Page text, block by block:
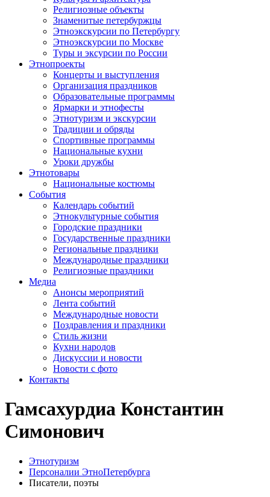
Религиозные объекты
Знаменитые петербуржцы
Этноэкскурсии по Петербургу
Этноэкскурсии по Москве
Туры и эксурсии по России
Этнопроекты
Концерты и выступления
Организация праздников
Образовательные программы
Ярмарки и этнофесты
Этнотуризм и экскурсии
Традиции и обряды
Спортивные программы
Национальные кухни
Уроки дружбы
Этнотовары
Национальные костюмы
События
Календарь событий
Этнокультурные события
Городские праздники
Государственные праздники
Региональные праздники
Международные праздники
Религиозные праздники
Медиа
Анонсы мероприятий
Лента событий
Международные новости
Поздравления и праздники
Cтиль жизни
Кухни народов
Дискуссии и новости
Новости с фото
Контакты
Гамсахурдиа Константин
Симонович
Этнотуризм
Персоналии ЭтноПетербурга
Писатели, поэты